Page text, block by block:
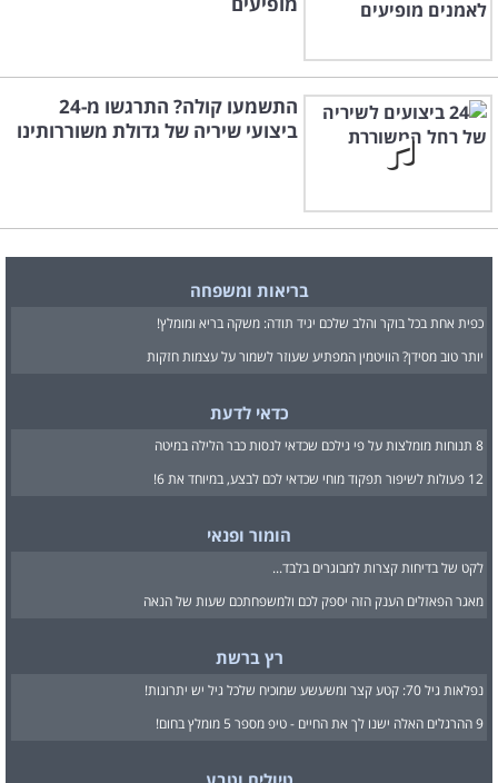
התשמעו קולה? התרגשו מ-24
ביצועי שיריה של גדולת משוררותינו
בריאות ומשפחה
כפית אחת בכל בוקר והלב שלכם יגיד תודה: משקה בריא ומומלץ!
יותר טוב מסידן? הוויטמין המפתיע שעוזר לשמור על עצמות חזקות
כדאי לדעת
8 תנוחות מומלצות על פי גילכם שכדאי לנסות כבר הלילה במיטה
12 פעולות לשיפור תפקוד מוחי שכדאי לכם לבצע, במיוחד את 6!
הומור ופנאי
לקט של בדיחות קצרות למבוגרים בלבד...
מאגר הפאזלים הענק הזה יספק לכם ולמשפחתכם שעות של הנאה
רץ ברשת
נפלאות גיל 70: קטע קצר ומשעשע שמוכיח שלכל גיל יש יתרונות!
9 ההרגלים האלה ישנו לך את החיים - טיפ מספר 5 מומלץ בחום!